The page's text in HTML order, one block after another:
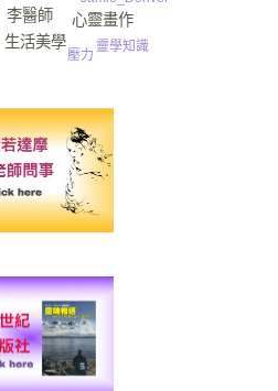
李醫師 心靈畫作
生活美學 靈學知識
壓力